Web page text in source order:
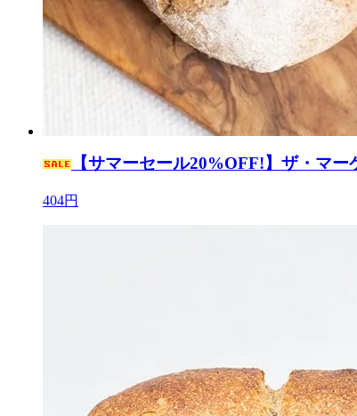
【サマーセール20%OFF!】ザ・マ
404円